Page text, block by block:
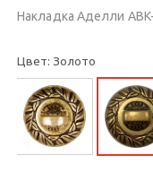
Накладка Аделли
Цвет: Золото